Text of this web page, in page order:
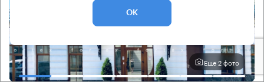
Еще 2 фото
ОК